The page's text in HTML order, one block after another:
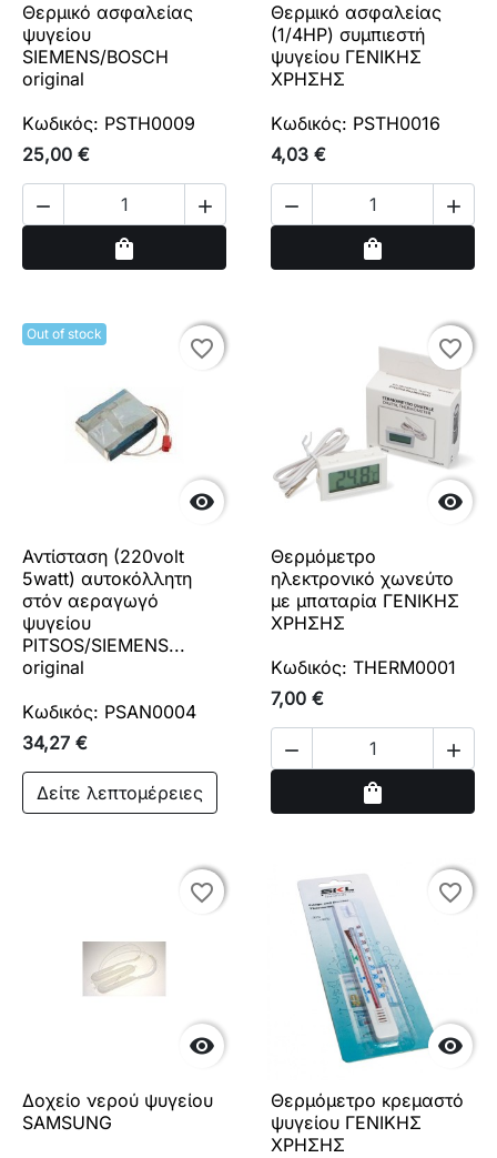
Θερμικό ασφαλείας
ψυγείου
SIEMENS/BOSCH
original
Κωδικός: PSTH0009
25,00 €
 
shopping_bag
Θερμικό ασφαλείας
(1/4HP) συμπιεστή
ψυγείου ΓΕΝΙΚΗΣ
ΧΡΗΣΗΣ
Κωδικός: PSTH0016
4,03 €
 
shopping_bag
Out of stock

favorite_border
favorite_border
Αντίσταση (220volt
5watt) αυτοκόλλητη
στόν αεραγωγό
ψυγείου
PITSOS/SIEMENS...
original
Κωδικός: PSAN0004
34,27 €
Δείτε λεπτομέρειες

favorite_border
favorite_border
Θερμόμετρο
ηλεκτρονικό χωνεύτο
με μπαταρία ΓΕΝΙΚΗΣ
ΧΡΗΣΗΣ
Κωδικός: THERM0001
7,00 €
 
shopping_bag

favorite_border
favorite_border
Δοχείο νερού ψυγείου
SAMSUNG

favorite_border
favorite_border
Θερμόμετρο κρεμαστό
ψυγείου ΓΕΝΙΚΗΣ
ΧΡΗΣΗΣ